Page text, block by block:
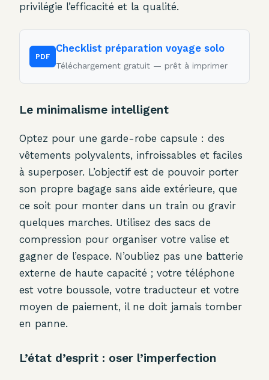
privilégie l’efficacité et la qualité.
PDF
Checklist préparation voyage solo
Téléchargement gratuit — prêt à imprimer
Le minimalisme intelligent
Optez pour une garde-robe capsule : des
vêtements polyvalents, infroissables et faciles
à superposer. L’objectif est de pouvoir porter
son propre bagage sans aide extérieure, que
ce soit pour monter dans un train ou gravir
quelques marches. Utilisez des sacs de
compression pour organiser votre valise et
gagner de l’espace. N’oubliez pas une batterie
externe de haute capacité ; votre téléphone
est votre boussole, votre traducteur et votre
moyen de paiement, il ne doit jamais tomber
en panne.
L’état d’esprit : oser l’imperfection